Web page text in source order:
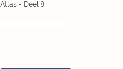
Atlas - Deel 8